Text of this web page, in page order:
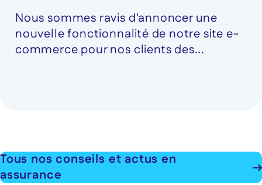
Nous sommes ravis d'annoncer une
nouvelle fonctionnalité de notre site e-
commerce pour nos clients des...
Tous nos conseils et actus en
assurance